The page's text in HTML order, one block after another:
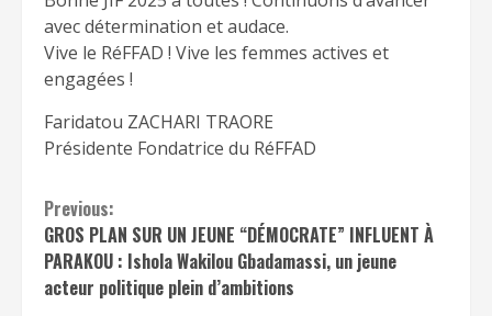
avec détermination et audace.
Vive le RéFFAD ! Vive les femmes actives et
engagées !
Faridatou ZACHARI TRAORE
Présidente Fondatrice du RéFFAD
Continue
Reading
Previous:
GROS PLAN SUR UN JEUNE “DÉMOCRATE” INFLUENT À
PARAKOU : Ishola Wakilou Gbadamassi, un jeune
acteur politique plein d’ambitions